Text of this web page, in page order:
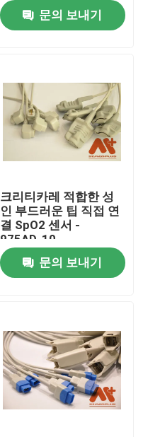
문의 보내기
크리티카레 적합한 성
인 부드러운 팁 직접 연
결 SpO2 센서 -
975AD-10
문의 보내기